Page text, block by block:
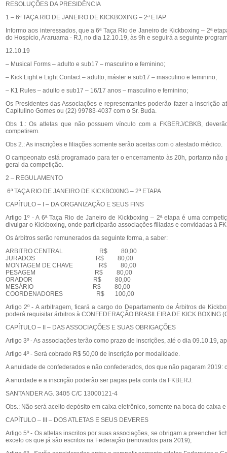
RESOLUÇÕES DA PRESIDÊNCIA
1 – 6ª TAÇA RIO DE JANEIRO DE KICKBOXING – 2ª ETAP
Informo aos interessados, que a 6ª Taça Rio de Janeiro de Kickboxing – 2ª
do Hospício, Araruama - RJ, no dia 12.10.19, às 9h e seguirá a seguinte
12.10.19
– Musical Forms – adulto e sub17 – masculino e feminino;
– Kick Light e Light Contact – adulto, máster e sub17 – masculino e feminino;
– K1 Rules – adulto e sub17 – 16/17 anos – masculino e feminino;
Os Presidentes das Associações e representantes poderão fazer a
Capitulino Gomes ou (22) 99783-4037 com o Sr. Buda.
Obs 1.: Os atletas que não possuem vínculo com a FKBERJ/CBKB,
competirem.
Obs 2.: As inscrições e filiações somente serão aceitas com o atestado médico.
O campeonato está programado para ter o encerramento às 20h, portanto
geral da competição.
2 – REGULAMENTO
6ª TAÇA RIO DE JANEIRO DE KICKBOXING – 2ª ETAPA
CAPÍTULO – I – DA ORGANIZAÇÃO E SEUS FINS
Artigo 1º - A 6ª Taça Rio de Janeiro de Kickboxing – 2ª etapa é uma
divulgar o Kickboxing, onde participarão associações filiadas e convidadas à
Os árbitros serão remunerados da seguinte forma, a saber:
ARBITRO CENTRAL R$ 80,00
JURADOS R$ 80,00
MONTAGEM DE CHAVE R$ 80,00
PESAGEM R$ 80,00
ORADOR R$ 80,00
MESÁRIO R$ 80,00
COORDENADORES R$ 100,00
Artigo 2º - A arbitragem, ficará a cargo do Departamento de Árbitros de
poderá requisitar árbitros à CONFEDERAÇÃO BRASILEIRA DE KICK BOXING
CAPÍTULO – II – DAS ASSOCIAÇÕES E SUAS OBRIGAÇÕES
Artigo 3º - As associações terão como prazo de inscrições, até o dia 09.10.19,
Artigo 4º - Será cobrado R$ 50,00 de inscrição por modalidade.
A anuidade de confederados e não confederados, dos que não pagaram 2019:
A anuidade e a inscrição poderão ser pagas pela conta da FKBERJ:
SANTANDER AG. 3405 C/C 13000121-4
Obs.: Não será aceito depósito em caixa eletrônico, somente na boca do
CAPÍTULO – III – DOS ATLETAS E SEUS DEVERES
Artigo 5º - Os atletas inscritos por suas associações, se obrigam a preencher
exceto os que já são escritos na Federação (renovados para 2019);